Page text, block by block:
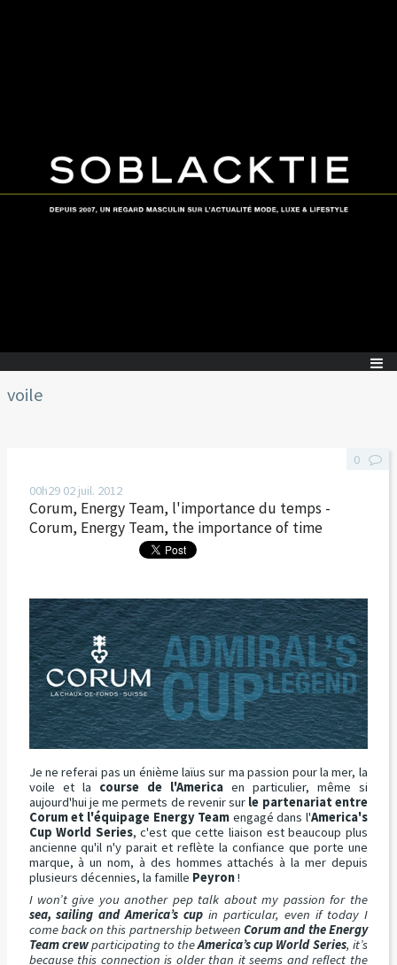
voile
00h29 02 juil. 2012
Corum, Energy Team, l'importance du temps -
Corum, Energy Team, the importance of time
Je ne referai pas un énième laïus sur ma passion pour la mer, la
voile et la course de l'Americaen particulier, même si
aujourd'hui je me permets de revenir sur le partenariat entre
Corum et l'équipage Energy Team engagé dans l'America's
Cup World Series, c'est que cette liaison est beaucoup plus
ancienne qu'il n'y parait et reflète la confiance que porte une
marque, à un nom, à des hommes attachés à la mer depuis
plusieurs décennies, la famille Peyron!
I won’t give you another pep talk about my passion for the
sea, sailing and America’s cup in particular, even if today I
come back on this partnership between Corum and the Energy
Team crewparticipating to theAmerica’s cup World Series, it’s
because this connection is older than it seems and reflect the
0